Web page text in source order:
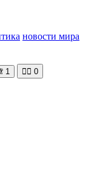
новости мира
1 🧘‍♀️ 0